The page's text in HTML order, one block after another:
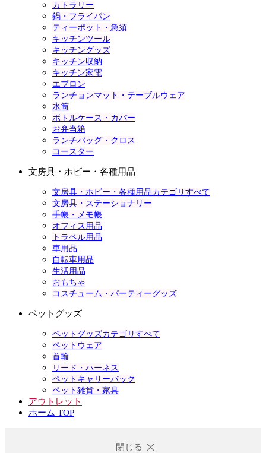
カトラリー
鍋・フライパン
ティーポット・急須
キッチンツール
キッチングッズ
キッチン収納
キッチン家電
エプロン
ランチョンマット・テーブルウェア
水筒
ボトルケース・カバー
お弁当箱
ランチバッグ・クロス
コースター
文房具・ホビー・各種用品
文房具・ホビー・各種用品カテゴリすべて
文房具・ステーショナリー
手帳・メモ帳
オフィス用品
トラベル用品
車用品
自転車用品
生活用品
おもちゃ
コスチューム・パーティーグッズ
ペットグッズ
ペットグッズカテゴリすべて
ペットウェア
首輪
リード・ハーネス
ペットキャリーバック
ペット雑貨・家具
アウトレット
ホーム TOP
閉じる